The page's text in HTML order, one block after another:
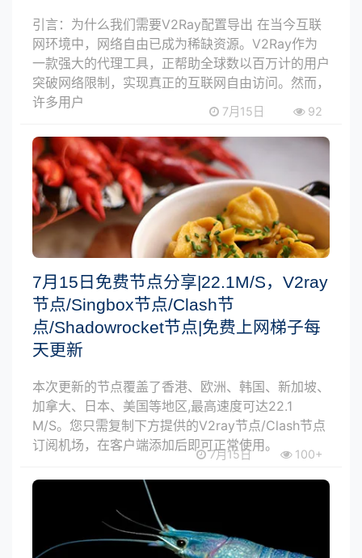
引言：为什么我们需要V2Ray配置导出 在当今互联
网环境中，网络自由已成为稀缺资源。V2Ray作为
一款强大的代理工具，正帮助全球数以百万计的用户
突破网络限制，实现真正的互联网自由访问。然而，
许多用户
7月15日 92
7月15日免费节点分享|22.1M/S，V2ray
节点/Singbox节点/Clash节
点/Shadowrocket节点|免费上网梯子每
天更新
本次更新的节点覆盖了香港、欧洲、韩国、新加坡、
加拿大、日本、美国等地区,最高速度可达22.1
M/S。您只需复制下方提供的V2ray节点/Clash节点
订阅机场，在客户端添加后即可正常使用。
7月15日 100+